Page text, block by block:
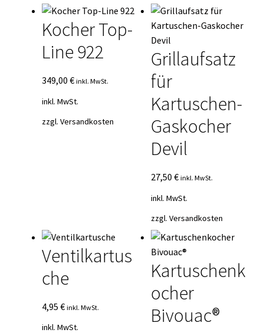
Kocher Top-
Line 922
349,00 € inkl. MwSt.
inkl. MwSt.
zzgl. Versandkosten
Grillaufsatz
für
Kartuschen-
Gaskocher
Devil
27,50€ inkl. MwSt.
inkl. MwSt.
zzgl.Versandkosten
Ventilkartus
che
4,95 € inkl. MwSt.
inkl. MwSt.
Kartuschenk
ocher
Bivouac®